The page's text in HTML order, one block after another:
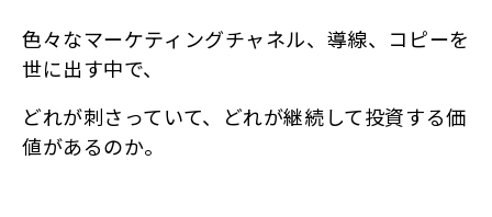
色々なマーケティングチャネル、導線、コピーを
世に出す中で、
どれが刺さっていて、どれが継続して投資する価
値があるのか。